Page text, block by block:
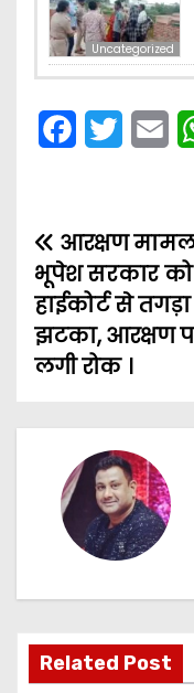
Uncategorized
e
b
o
o
t
t
e
i
l
P
o
s
n
a
आरक्षण
भूपेश सरकार को
हाईकोर्ट से तगड़ा
झटका, आरक्षण
लगी रोक ।
Related Post